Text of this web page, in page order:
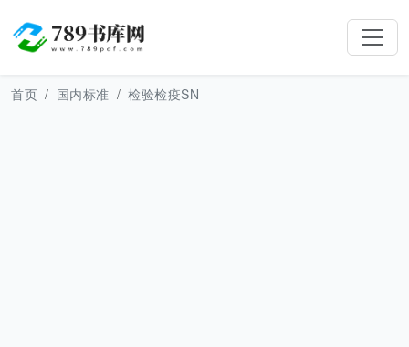
首页 国内标准 检验检疫SN